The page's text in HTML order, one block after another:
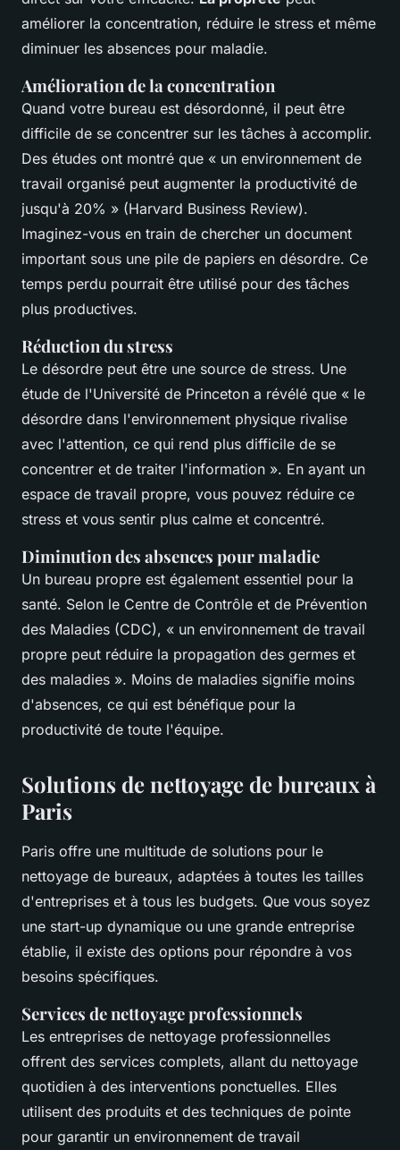
améliorer la concentration, réduire le stress et même
diminuer les absences pour maladie.
Amélioration de la concentration
Quand votre bureau est désordonné, il peut être
difficile de se concentrer sur les tâches à accomplir.
Des études ont montré que « un environnement de
travail organisé peut augmenter la productivité de
jusqu'à 20% » (Harvard Business Review).
Imaginez-vous en train de chercher un document
important sous une pile de papiers en désordre. Ce
temps perdu pourrait être utilisé pour des tâches
plus productives.
Réduction du stress
Le désordre peut être une source de stress. Une
étude de l'Université de Princeton a révélé que « le
désordre dans l'environnement physique rivalise
avec l'attention, ce qui rend plus difficile de se
concentrer et de traiter l'information ». En ayant un
espace de travail propre, vous pouvez réduire ce
stress et vous sentir plus calme et concentré.
Diminution des absences pour maladie
Un bureau propre est également essentiel pour la
santé. Selon le Centre de Contrôle et de Prévention
des Maladies (CDC), « un environnement de travail
propre peut réduire la propagation des germes et
des maladies ». Moins de maladies signifie moins
d'absences, ce qui est bénéfique pour la
productivité de toute l'équipe.
Solutions de nettoyage de bureaux à
Paris
Paris offre une multitude de solutions pour le
nettoyage de bureaux, adaptées à toutes les tailles
d'entreprises et à tous les budgets. Que vous soyez
une start-up dynamique ou une grande entreprise
établie, il existe des options pour répondre à vos
besoins spécifiques.
Services de nettoyage professionnels
Les entreprises de nettoyage professionnelles
offrent des services complets, allant du nettoyage
quotidien à des interventions ponctuelles. Elles
utilisent des produits et des techniques de pointe
pour garantir un environnement de travail